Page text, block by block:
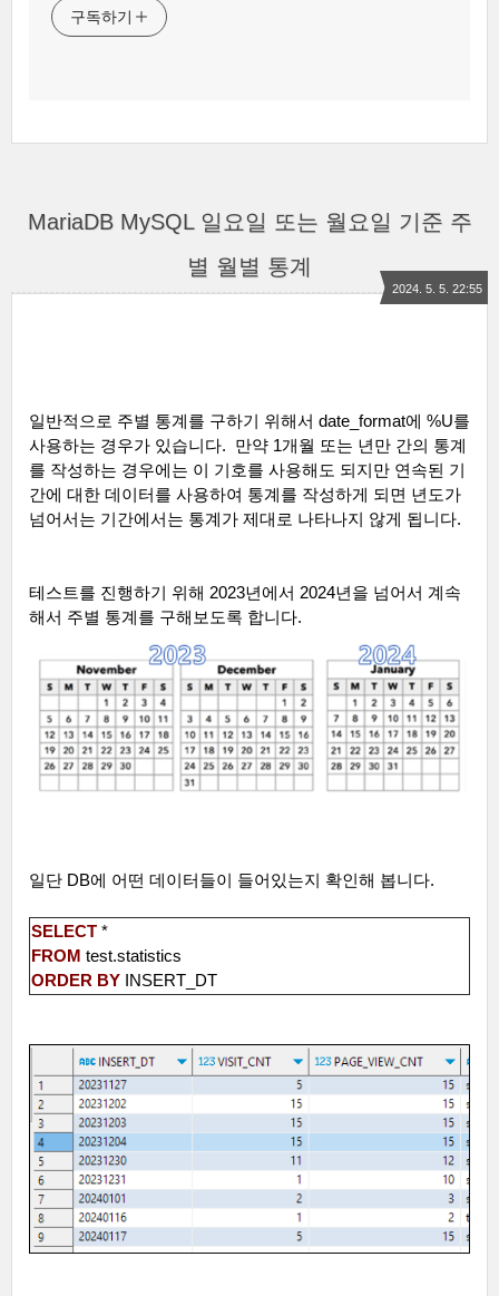
구독하기
MariaDB MySQL 일요일 또는 월요일 기준 주
별 월별 통계
2024. 5. 5. 22:55
일반적으로 주별 통계를 구하기 위해서 date_format에 %U를
사용하는 경우가 있습니다. 만약 1개월 또는 년만 간의 통계
를 작성하는 경우에는 이 기호를 사용해도 되지만 연속된 기
간에 대한 데이터를 사용하여 통계를 작성하게 되면 년도가
넘어서는 기간에서는 통계가 제대로 나타나지 않게 됩니다.
테스트를 진행하기 위해 2023년에서 2024년을 넘어서 계속
해서 주별 통계를 구해보도록 합니다.
일단 DB에 어떤 데이터들이 들어있는지 확인해 봅니다.
SELECT *
FROM test.statistics
ORDER BY INSERT_DT